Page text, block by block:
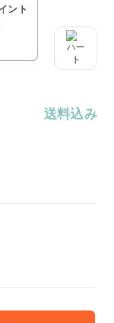
ント
送料込み